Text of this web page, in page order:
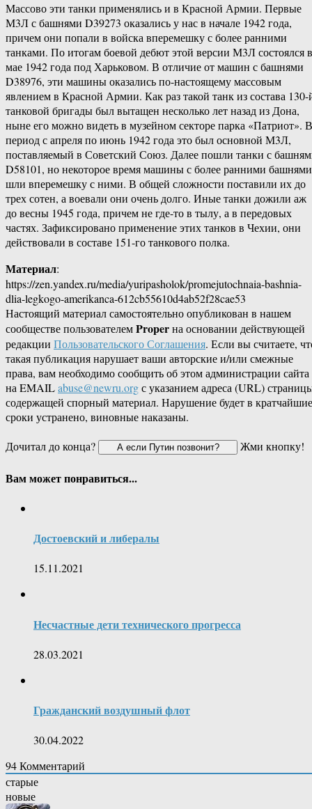
Массово эти танки применялись и в Красной Армии. Первые
М3Л с башнями D39273 оказались у нас в начале 1942 года,
причем они попали в войска вперемешку с более ранними
танками. По итогам боевой дебют этой версии М3Л состоялся в
мае 1942 года под Харьковом. В отличие от машин с башнями
D38976, эти машины оказались по-настоящему массовым
явлением в Красной Армии. Как раз такой танк из состава 130-
танковой бригады был вытащен несколько лет назад из Дона,
ныне его можно видеть в музейном секторе парка «Патриот». В
период с апреля по июнь 1942 года это был основной М3Л,
поставляемый в Советский Союз. Далее пошли танки с
D58101, но некоторое время машины с более ранними башнями
шли вперемешку с ними. В общей сложности поставили их до
трех сотен, а воевали они очень долго. Иные танки дожили аж
до весны 1945 года, причем не где-то в тылу, а в передовых
частях. Зафиксировано применение этих танков в Чехии, они
действовали в составе 151-го танкового полка.
Материал:
https://zen.yandex.ru/media/yuripasholok/promejutochnaia-bashnia-
dlia-legkogo-amerikanca-612cb55610d4ab52f28cae53
Настоящий материал самостоятельно опубликован в нашем
сообществе пользователемProperна основании действующей
редакции Пользовательского Соглашения. Если вы считаете,
такая публикация нарушает ваши авторские и/или смежные
права, вам необходимо сообщить об этом администрации сайта
на EMAILabuse@newru.orgс указанием адреса (URL)
содержащей спорный материал. Нарушение будет в кратчайшие
сроки устранено, виновные наказаны.
Дочитал до конца?
Жми кнопку!
Вам может понравиться...
Достоевский и либералы
15.11.2021
Несчастные дети технического прогресса
28.03.2021
Гражданский воздушный флот
30.04.2022
94Комментарий
старые
новые